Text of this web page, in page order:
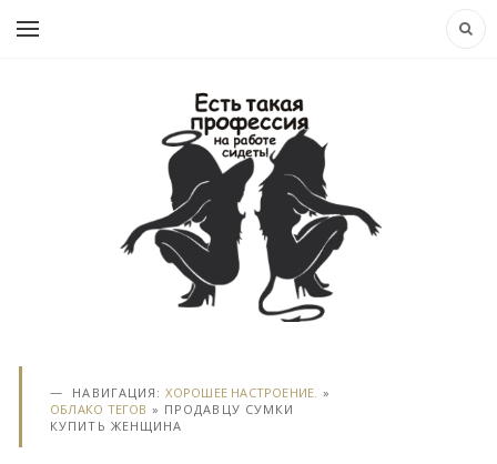
НАВИГАЦИЯ:ХОРОШЕЕ НАСТРОЕНИЕ. »
ОБЛАКО ТЕГОВ » ПРОДАВЦУ СУМКИ
КУПИТЬ ЖЕНЩИНА